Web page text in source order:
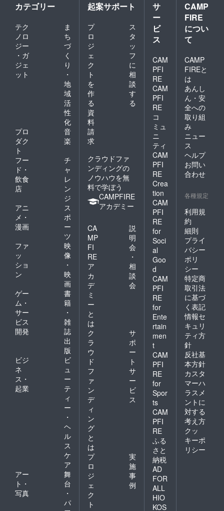
カテゴリー
テク
ノロ
ジー
・ガ
ジェ
ット
ま
ち
づ
く
り
・
地
域
活
性
化
プロ
ダク
ト
音
楽
フー
ド・
飲食
店
チ
ャ
レ
ン
ジ
アニ
メ・
漫画
ス
ポ
ー
ツ
ファ
ッ
ショ
ン
映
像
・
映
画
ゲー
ム・
サー
ビス
開発
書
籍
・
雑
誌
出
版
ビジ
ネ
ス・
起業
ビ
ュ
ー
テ
ィ
ー
・
ヘ
ル
ス
ケ
ア
アー
ト・
写真
舞
台
・
パ
起案サポート
プ
ロ
ジ
ェ
ク
ト
を
作
る
ス
タ
ッ
フ
に
相
談
す
る
資
料
請
求
クラウドファ
ンディングの
ノウハウを無
料で学ぼう
CAMPFIRE
アカデミー
CA
MP
FI
RE
ア
カ
デ
ミ
ー
と
は
説
明
会
・
相
談
会
ク
ラ
ウ
ド
フ
ァ
ン
デ
ィ
ン
グ
と
は
サ
ポ
ー
ト
サ
ー
ビ
ス
プ
ロ
ジ
ェ
ク
ト
実
施
事
例
サ
ー
ビ
ス
CAM
PFI
RE
CAM
PFI
RE
コ
ミュ
ニ
ティ
CAM
PFI
RE
Crea
tion
CAM
PFI
RE
for
Soci
al
Goo
d
CAM
PFI
RE
for
Ente
rtain
men
t
CAM
PFI
RE
for
Spor
ts
CAM
PFI
RE
ふる
さと
納税
AD
FOR
ALL
HIO
KOS
CAMP
FIRE
につい
て
CAMP
FIREと
は
あんし
ん・安
全への
取り組
み
ニュー
ス
ヘルプ
お問い
合わせ
各種規定
利用規
約
細則
プライ
バシー
ポリ
シー
特定商
取引法
に基づ
く表記
情報セ
キュリ
ティ方
針
反社基
本方針
カスタ
マーハ
ラスメ
ントに
対する
考え方
クッ
キーポ
リシー